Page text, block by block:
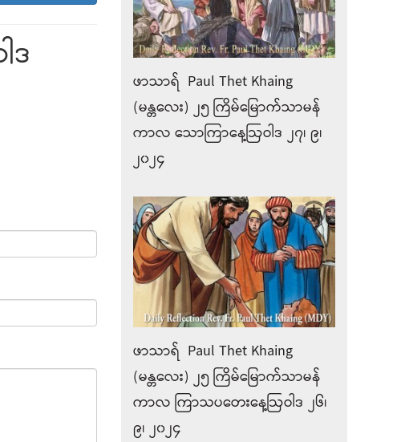
ဒ
ဖာသာရ် Paul Thet Khaing
(မန္တလေး) ၂၅ ကြိမ်မြောက်သာမန်
ကာလ သောကြာနေ့ဩဝါဒ ၂၇၊ ၉၊
၂၀၂၄
ဖာသာရ် Paul Thet Khaing
(မန္တလေး) ၂၅ ကြိမ်မြောက်သာမန်
ကာလ ကြာသပတေးနေ့ဩဝါဒ ၂၆၊
၉၊ ၂၀၂၄